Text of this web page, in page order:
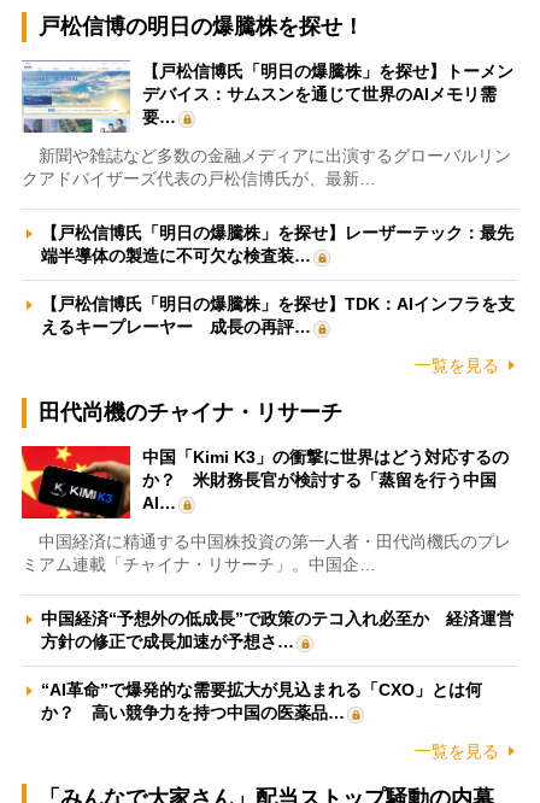
戸松信博の明日の爆騰株を探せ！
【戸松信博氏「明日の爆騰株」を探せ】トーメン
デバイス：サムスンを通じて世界のAIメモリ需
要…
新聞や雑誌など多数の金融メディアに出演するグローバルリン
クアドバイザーズ代表の戸松信博氏が、最新…
【戸松信博氏「明日の爆騰株」を探せ】レーザーテック：最先
端半導体の製造に不可欠な検査装…
【戸松信博氏「明日の爆騰株」を探せ】TDK：AIインフラを支
えるキープレーヤー 成長の再評…
一覧を見る
田代尚機のチャイナ・リサーチ
中国「Kimi K3」の衝撃に世界はどう対応するの
か？ 米財務長官が検討する「蒸留を行う中国
AI…
中国経済に精通する中国株投資の第一人者・田代尚機氏のプレ
ミアム連載「チャイナ・リサーチ」。中国企…
中国経済“予想外の低成長”で政策のテコ入れ必至か 経済運営
方針の修正で成長加速が予想さ…
“AI革命”で爆発的な需要拡大が見込まれる「CXO」とは何
か？ 高い競争力を持つ中国の医薬品…
一覧を見る
「みんなで大家さん」配当ストップ騒動の内幕